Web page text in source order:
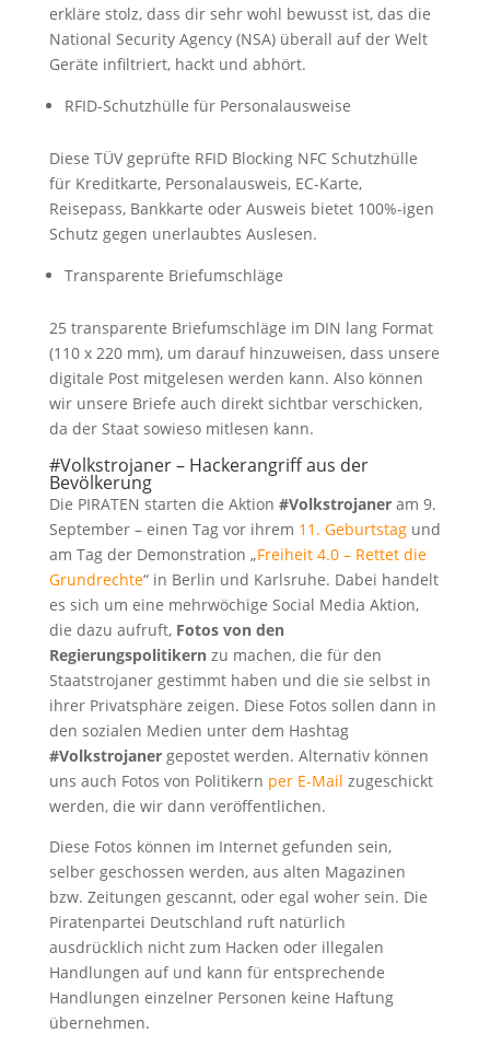
erkläre stolz, dass dir sehr wohl bewusst ist, das die
National Security Agency (NSA) überall auf der Welt
Geräte infiltriert, hackt und abhört.
RFID-Schutzhülle für Personalausweise
Diese TÜV geprüfte RFID Blocking NFC Schutzhülle
für Kreditkarte, Personalausweis, EC-Karte,
Reisepass, Bankkarte oder Ausweis bietet 100%-igen
Schutz gegen unerlaubtes Auslesen.
Transparente Briefumschläge
25 transparente Briefumschläge im DIN lang Format
(110 x 220 mm), um darauf hinzuweisen, dass unsere
digitale Post mitgelesen werden kann. Also können
wir unsere Briefe auch direkt sichtbar verschicken,
da der Staat sowieso mitlesen kann.
#Volkstrojaner – Hackerangriff aus der
Bevölkerung
Die PIRATEN starten die Aktion #Volkstrojaneram 9.
September – einen Tag vor ihrem 11. Geburtstagund
am Tag der Demonstration „Freiheit 4.0 – Rettet die
Grundrechte“ in Berlin und Karlsruhe. Dabei handelt
es sich um eine mehrwöchige Social Media Aktion,
die dazu aufruft, Fotos von den
Regierungspolitikernzu machen, die für den
Staatstrojaner gestimmt haben und die sie selbst in
ihrer Privatsphäre zeigen. Diese Fotos sollen dann in
den sozialen Medien unter dem Hashtag
#Volkstrojanergepostet werden. Alternativ können
uns auch Fotos von Politikern per E-Mail zugeschickt
werden, die wir dann veröffentlichen.
Diese Fotos können im Internet gefunden sein,
selber geschossen werden, aus alten Magazinen
bzw. Zeitungen gescannt, oder egal woher sein. Die
Piratenpartei Deutschland ruft natürlich
ausdrücklich nicht zum Hacken oder illegalen
Handlungen auf und kann für entsprechende
Handlungen einzelner Personen keine Haftung
übernehmen.